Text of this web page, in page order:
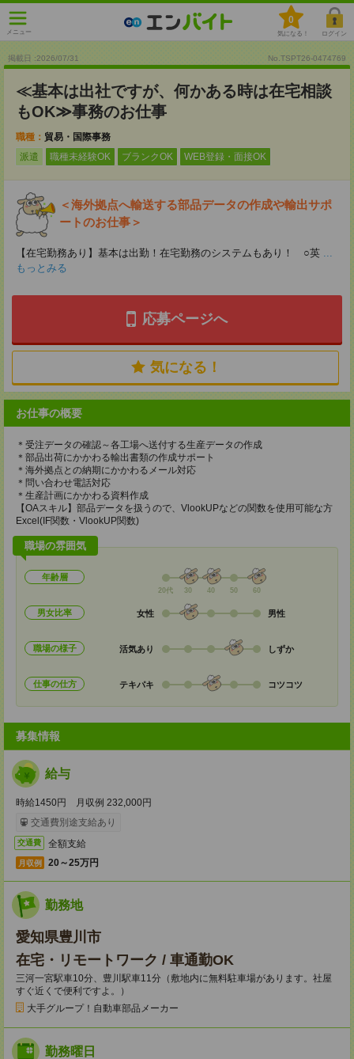
メニュー
0
気になる！ ログイン
掲載日 :2026/07/31 No.TSPT26-0474769
≪基本は出社ですが、何かある時は在宅相談
もOK≫事務のお仕事
職種： 貿易・国際事務
派遣
職種未経験OK ブランクOK WEB登録・面接OK
＜海外拠点へ輸送する部品データの作成や輸出サポ
ートのお仕事＞
【在宅勤務あり】基本は出勤！在宅勤務のシステムもあり！ ○英 ...
もっとみる
応募ページへ
気になる！
お仕事の概要
＊受注データの確認～各工場へ送付する生産データの作成
＊部品出荷にかかわる輸出書類の作成サポート
＊海外拠点との納期にかかわるメール対応
＊問い合わせ電話対応
＊生産計画にかかわる資料作成
【OAスキル】部品データを扱うので、VlookUPなどの関数を使用可能な方
Excel(IF関数・VlookUP関数)
職場の雰囲気
年齢層
20代 30 40 50 60
男女比率 女性 男性
職場の様子 活気あり しずか
仕事の仕方 テキパキ コツコツ
募集情報
給与
時給1450円 月収例 232,000円
交通費別途支給あり
交通費 全額支給
月収例 20～25万円
勤務地
愛知県豊川市
在宅・リモートワーク / 車通勤OK
三河一宮駅車10分、豊川駅車11分（敷地内に無料駐車場があります。社屋
すぐ近くで便利ですよ。）
大手グループ！自動車部品メーカー
勤務曜日